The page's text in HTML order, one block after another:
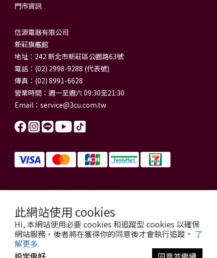
此網站使用 cookies
Hi, 本網站使用必要 cookies 和追蹤型 cookies 以確保
網站服務，後者將在獲得你的同意後才會執行追蹤。 了
解更多
門市資訊
信源電器有限公司
新莊旗艦館
地址：242 新北市新莊區公園路63號
電話：(02) 2998-9288 (代表號)
傳真：(02) 8991-6628
營業時間：週一至週六 09:30至21:30
Email： service@3cu.com.tw
信源電器有限公司 統一編號：84179325
信源電器 版權所有
copyright © 2026 3cu.com.tw All Rights Reserved.